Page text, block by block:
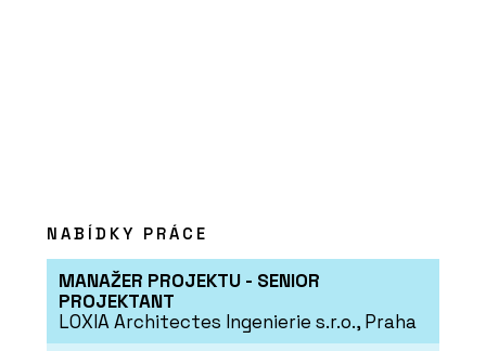
Kavárna Vila 63
NABÍDKY PRÁCE
MANAŽER PROJEKTU - SENIOR
PROJEKTANT
LOXIA Architectes Ingenierie s.r.o., Praha